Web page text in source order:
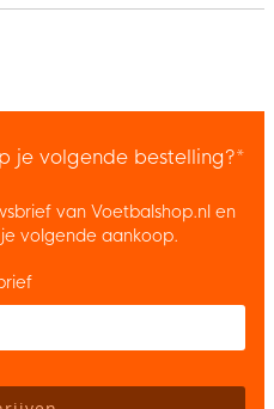
je volgende bestelling?*
van Voetbalshop.nl en
volgende aankoop.
privacy policy to subscribe to